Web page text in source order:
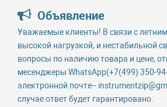
Объявление
Уважаемые клиенты! В связи с
высокой нагрузкой, и нестабильной
вопросы по наличию товара и цене,
месенджеры WhatsApp(+7(499) 350-
электронной почте--
случае ответ будет гарантировано.